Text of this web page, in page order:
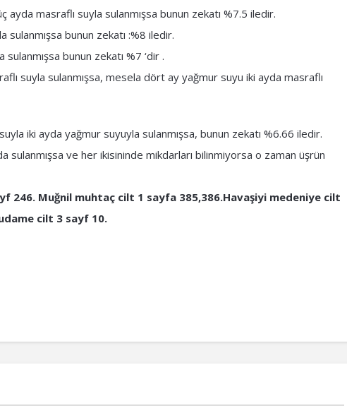
masraflı suyla sulanmışsa bunun zekatı %7.5 iledir.
sulanmışsa bunun zekatı :%8 iledir.
bunun zekatı %7 ‘dir .
suyla sulanmışsa, mesela dört ay yağmur suyu iki ayda masraflı
iki ayda yağmur suyuyla sulanmışsa, bunun zekatı %6.66 iledir.
sulanmışsa ve her ikisininde mikdarları bilinmiyorsa o zaman üşrün
246. Muğnil muhtaç cilt 1 sayfa 385,386.Havaşiyi medeniye cilt
cilt 3 sayf 10.